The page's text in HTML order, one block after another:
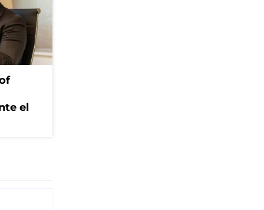
el